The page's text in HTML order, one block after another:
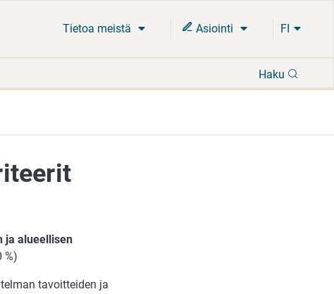
Tietoa meistä Asiointi FI
Haku
ja alueellisen
%)
tavoitteiden ja